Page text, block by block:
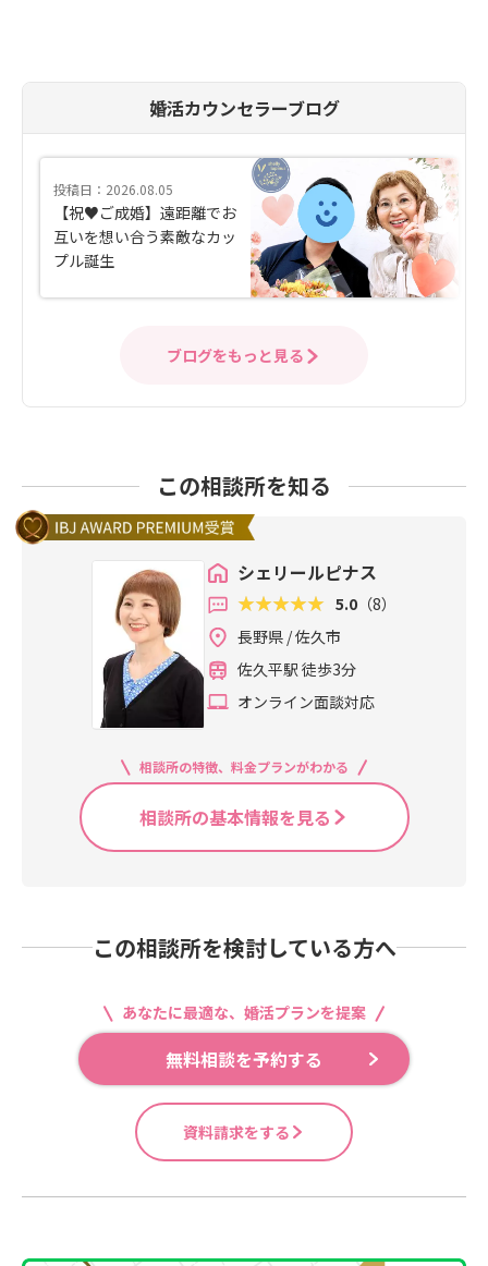
婚活カウンセラーブログ
投稿日：2026.08.05
【祝♥ご成婚】遠距離でお
互いを想い合う素敵なカッ
プル誕生
ブログをもっと見る
この相談所を知る
シェリールピナス
5.0 （8）
長野県 / 佐久市
佐久平駅 徒歩3分
オンライン面談対応
相談所の特徴、料金プランがわかる
相談所の基本情報を見る
この相談所を検討している方へ
あなたに最適な、婚活プランを提案
無料相談を予約する
資料請求をする